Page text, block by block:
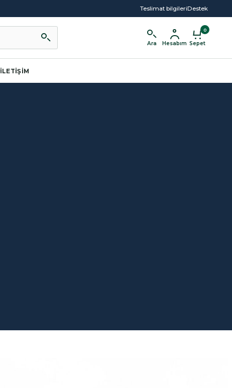
Teslimat bilgileriDestek
Ara Hesabım Sepet
0
İLETIŞIM